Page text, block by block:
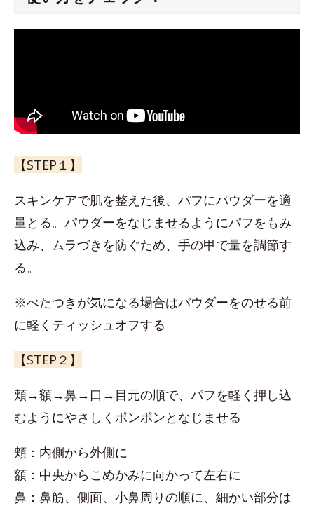
【STEP１】
スキンケアで肌を整えた後、パフにパウダーを適
量とる。パウダーをなじませるようにパフをもみ
込み、ムラづきを防ぐため、手の甲で量を調節す
る。
※べたつきが気になる場合はパウダーをのせる前
に軽くティッシュオフする
【STEP２】
頬→額→鼻→口→目元の順で、パフを軽く押し込
むようにやさしくポンポンとなじませる
頬：内側から外側に
額：中央からこめかみに向かって左右に
鼻：鼻筋、側面、小鼻周りの順に、細かい部分は